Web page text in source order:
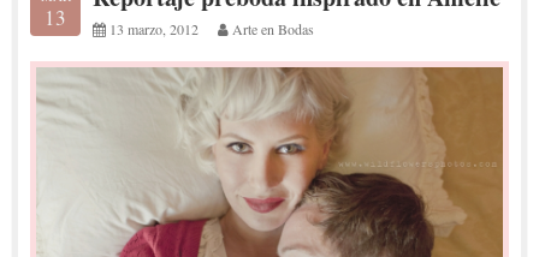
13 13 marzo, 2012 Arte en Bodas